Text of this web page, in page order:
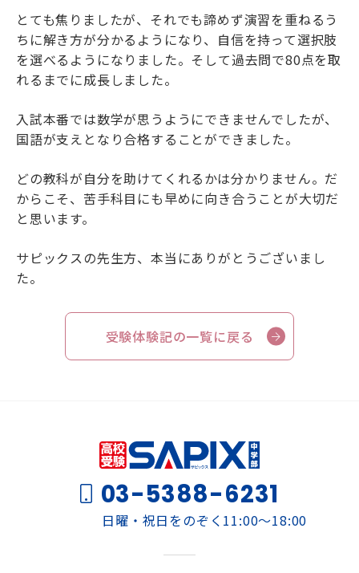
とても焦りましたが、それでも諦めず演習を重ねるう
ちに解き方が分かるようになり、自信を持って選択肢
を選べるようになりました。そして過去問で80点を取
れるまでに成長しました。
入試本番では数学が思うようにできませんでしたが、
国語が支えとなり合格することができました。
どの教科が自分を助けてくれるかは分かりません。だ
からこそ、苦手科目にも早めに向き合うことが大切だ
と思います。
サピックスの先生方、本当にありがとうございまし
た。
受験体験記の一覧に戻る
03-5388-6231
日曜・祝日をのぞく11:00～18:00